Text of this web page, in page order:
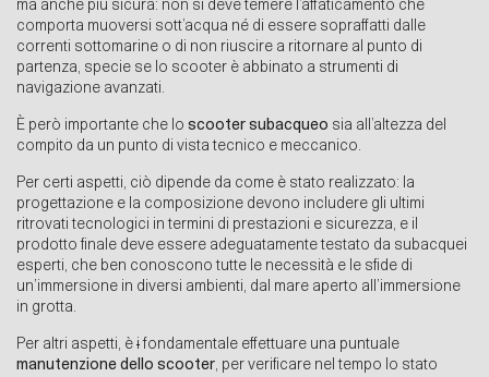
ma anche più sicura: non si deve temere l’affaticamento che
comporta muoversi sott’acqua né di essere sopraffatti dalle
correnti sottomarine o di non riuscire a ritornare al punto di
partenza, specie se lo scooter è abbinato a strumenti di
navigazione avanzati.
È però importante che lo scooter subacqueo sia all’altezza del
compito da un punto di vista tecnico e meccanico.
Per certi aspetti, ciò dipende da come è stato realizzato: la
progettazione e la composizione devono includere gli ultimi
ritrovati tecnologici in termini di prestazioni e sicurezza, e il
prodotto finale deve essere adeguatamente testato da subacquei
esperti, che ben conoscono tutte le necessità e le sfide di
un’immersione in diversi ambienti, dal mare aperto all’immersione
in grotta.
Per altri aspetti, è ifondamentale effettuare una puntuale
manutenzione dello scooter, per verificare nel tempo lo stato